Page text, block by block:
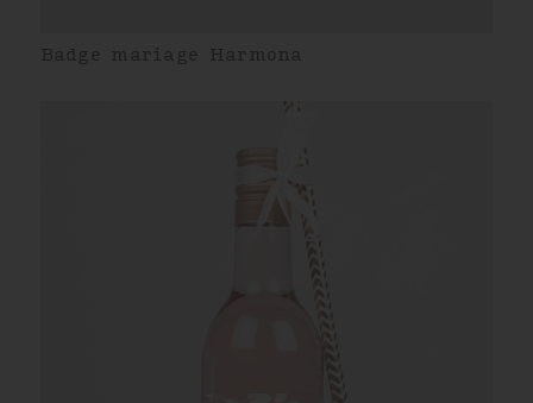
Badge mariage Harmona